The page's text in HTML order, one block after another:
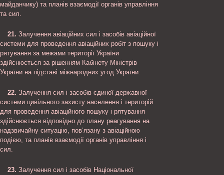
майданчику) та планів взаємодії органів управління
та сил.
21. Залучення авіаційних сил і засобів авіаційної
системи для проведення авіаційних робіт з пошуку і
рятування за межами території України
здійснюється за рішенням Кабінету Міністрів
України на підставі міжнародних угод України.
22. Залучення сил і засобів єдиної державної
системи цивільного захисту населення і територій
для проведення авіаційного пошуку і рятування
здійснюється відповідно до плану реагування на
надзвичайну ситуацію, пов’язану з авіаційною
подією, та планів взаємодії органів управління і
сил.
23. Залучення сил і засобів Національної